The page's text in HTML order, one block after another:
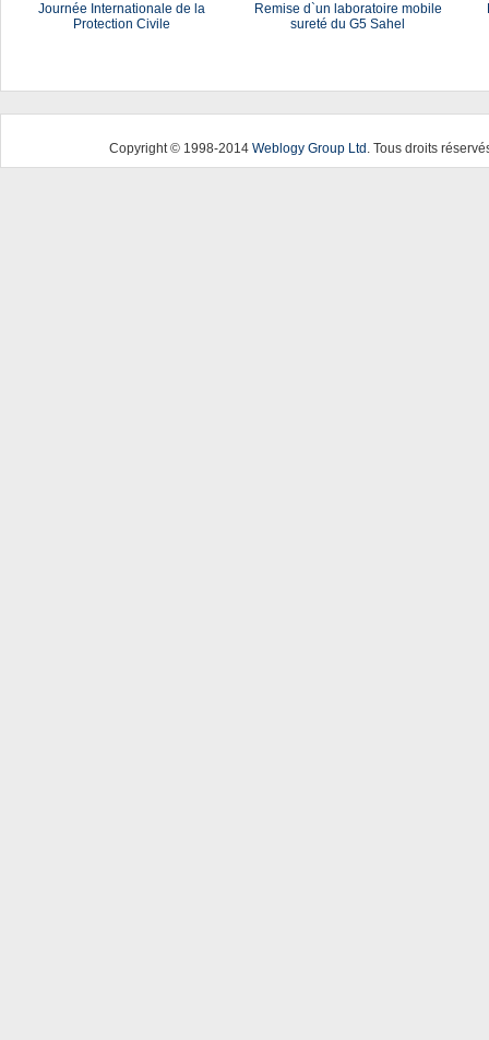
Journée Internationale de la
Protection Civile
Remise d`un laboratoire mobile
sureté du G5 Sahel
Copyright © 1998-2014 Weblogy Group Ltd . Tous droits